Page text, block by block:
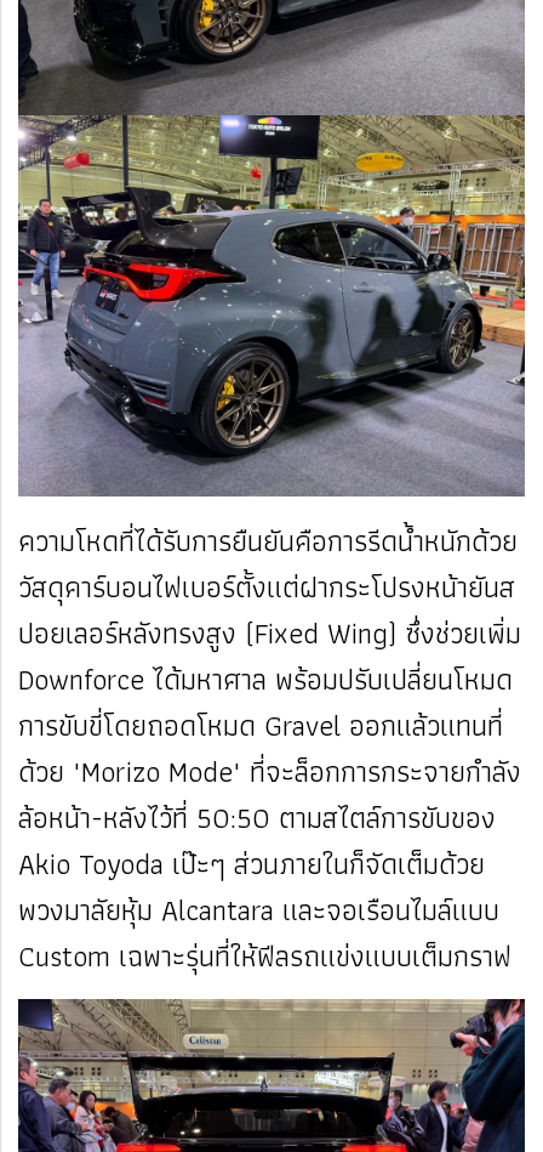
ความโหดที่ได้รับการยืนยันคือการรีดน้ำหนักด้วย
วัสดุคาร์บอนไฟเบอร์ตั้งแต่ฝากระโปรงหน้ายันส
ปอยเลอร์หลังทรงสูง (Fixed Wing) ซึ่งช่วยเพิ่ม
Downforce ได้มหาศาล พร้อมปรับเปลี่ยนโหมด
การขับขี่โดยถอดโหมด Gravel ออกแล้วแทนที่
ด้วย "Morizo Mode" ที่จะล็อกการกระจายกำลัง
ล้อหน้า-หลังไว้ที่ 50:50 ตามสไตล์การขับของ
Akio Toyoda เป๊ะๆ ส่วนภายในก็จัดเต็มด้วย
พวงมาลัยหุ้ม Alcantara และจอเรือนไมล์แบบ
Custom เฉพาะรุ่นที่ให้ฟีลรถแข่งแบบเต็มกราฟ